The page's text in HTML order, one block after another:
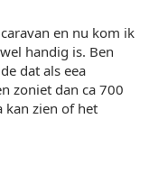
en nu kom ik
handig is. Ben
dat als eea
zoniet dan ca 700
kan zien of het